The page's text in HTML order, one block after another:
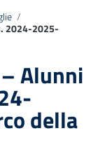
/
2024-2025-
Alunni
della